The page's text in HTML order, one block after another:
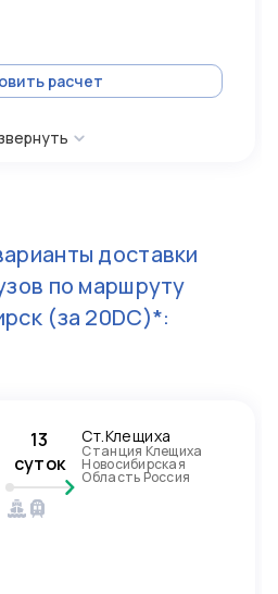
расчет
доставки
по маршруту
(за 20DC)*:
13
суток
Ст.Клещиха
Станция Клещиха
Новосибирская
Область Россия